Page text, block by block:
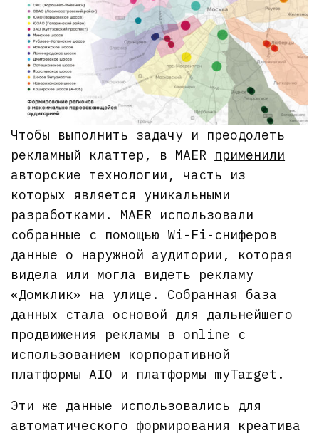
Чтобы выполнить задачу и преодолеть
рекламный клаттер, в MAER применили
авторские технологии, часть из
которых является уникальными
разработками. MAER использовали
собранные с помощью Wi-Fi-сниферов
данные о наружной аудитории, которая
видела или могла видеть рекламу
«Домклик» на улице. Собранная база
данных стала основой для дальнейшего
продвижения рекламы в online с
использованием корпоративной
платформы АIО и платформы myTarget.
Эти же данные использовались для
автоматического формирования креатива